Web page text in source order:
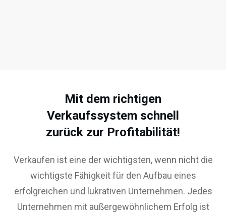
Mit dem richtigen
Verkaufssystem schnell
zurück zur Profitabilität!
Verkaufen ist eine der wichtigsten, wenn nicht die
wichtigste Fähigkeit für den Aufbau eines
erfolgreichen und lukrativen Unternehmen. Jedes
Unternehmen mit außergewöhnlichem Erfolg ist